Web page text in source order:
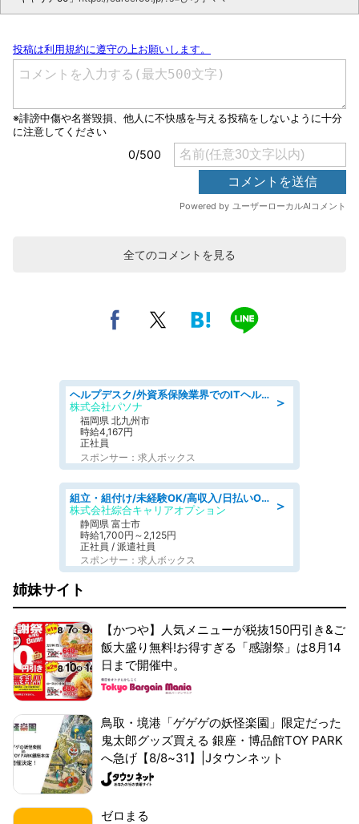
全てのコメントを見る
＞
ヘルプデスク/外資系保険業界でのITヘルプデスク業務/駅近/即日勤務可/ヘルプデスク
株式会社パソナ
福岡県 北九州市
時給4,167円
正社員
スポンサー：求人ボックス
＞
組立・組付け/未経験OK/高収入/日払いOK/寮費無料/交替制
株式会社綜合キャリアオプション
静岡県 富士市
時給1,700円～2,125円
正社員 / 派遣社員
スポンサー：求人ボックス
姉妹サイト
【かつや】人気メニューが税抜150円引き&ご
飯大盛り無料!お得すぎる「感謝祭」は8月14
日まで開催中。
鳥取・境港「ゲゲゲの妖怪楽園」限定だった
鬼太郎グッズ買える 銀座・博品館TOY PARK
へ急げ【8/8~31】|Jタウンネット
ゼロまる